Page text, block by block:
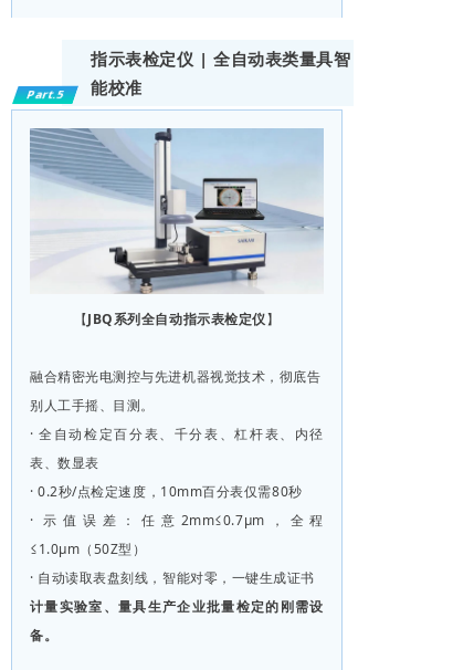
Part.5
指示表检定仪 | 全自动表类量具智
能校准
【JBQ系列全自动指示表检定仪】
融合精密光电测控与先进机器视觉技术，彻底告
别人工手摇、目测。
· 全自动检定百分表、千分表、杠杆表、内径
表、数显表
· 0.2秒/点检定速度，10mm百分表仅需80秒
· 示值误差：任意2mm≤0.7μm，全程
≤1.0μm（50Z型）
· 自动读取表盘刻线，智能对零，一键生成证书
计量实验室、量具生产企业批量检定的刚需设
备。